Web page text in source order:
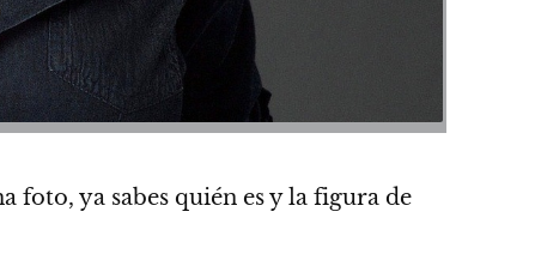
foto, ya sabes quién es y la figura de